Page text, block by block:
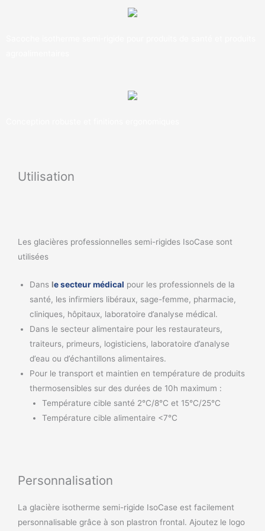
Utilisation
Les glacières professionnelles semi-rigides IsoCase sont
utilisées
Dans le secteur médical pour les professionnels de la
santé, les infirmiers libéraux, sage-femme, pharmacie,
cliniques, hôpitaux, laboratoire d’analyse médical.
Dans le secteur alimentaire pour les restaurateurs,
traiteurs, primeurs, logisticiens, laboratoire d’analyse
d’eau ou d’échantillons alimentaires.
Pour le transport et maintien en température de produits
thermosensibles sur des durées de 10h maximum :
Température cible santé 2°C/8°C et 15°C/25°C
Température cible alimentaire <7°C
Personnalisation
La glacière isotherme semi-rigide IsoCase est facilement
personnalisable grâce à son plastron frontal. Ajoutez le logo